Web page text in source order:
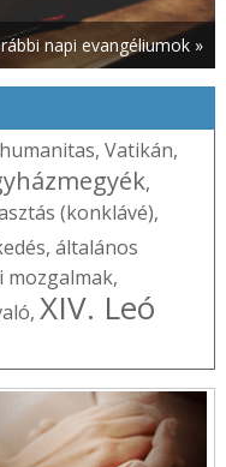
napi evangéliumok »
, Vatikán,
,
(konklávé),
, általános
mozgalmak,
, XIV. Leó